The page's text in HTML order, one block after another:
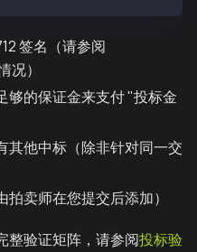
签名（请参阅
况）
够的保证金来支付 "投标金
其他中标（除非针对同一交
拍卖师在您提交后添加）
整验证矩阵，请参阅投标验